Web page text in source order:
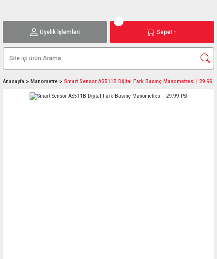
Üyelik İşlemleri Sepet -
Anasayfa Manometre Smart Sensor AS511B Dijital Fark Basınç Manometresi | 29.99